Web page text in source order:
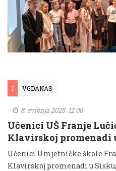
I VGDANAS
8. svibnja 2025. 12:00
Učenici UŠ Franje
Klavirskoj promenadi
Učenici Umjetničke škole
Klavirskoj promenadi u